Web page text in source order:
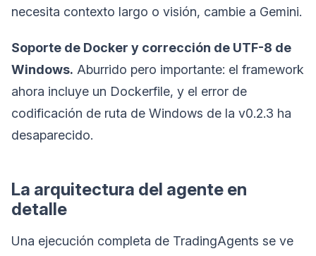
necesita contexto largo o visión, cambie a Gemini.
Soporte de Docker y corrección de UTF-8 de
Windows. Aburrido pero importante: el framework
ahora incluye un Dockerfile, y el error de
codificación de ruta de Windows de la v0.2.3 ha
desaparecido.
La arquitectura del agente en
detalle
Una ejecución completa de TradingAgents se ve